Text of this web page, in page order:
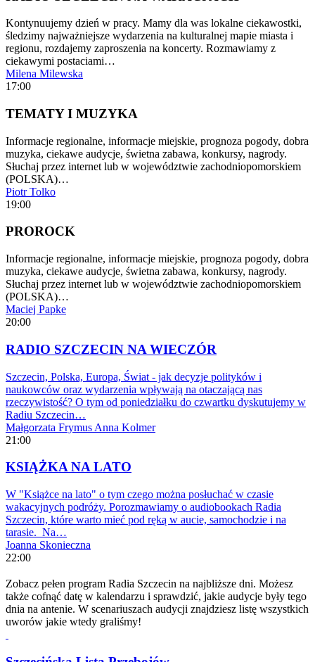
Kontynuujemy dzień w pracy. Mamy dla was lokalne ciekawostki,
śledzimy najważniejsze wydarzenia na kulturalnej mapie miasta i
regionu, rozdajemy zaproszenia na koncerty. Rozmawiamy z
ciekawymi postaciami…
Milena Milewska
17:00
TEMATY I MUZYKA
Informacje regionalne, informacje miejskie, prognoza pogody, dobra
muzyka, ciekawe audycje, świetna zabawa, konkursy, nagrody.
Słuchaj przez internet lub w województwie zachodniopomorskiem
(POLSKA)…
Piotr Tolko
19:00
PROROCK
Informacje regionalne, informacje miejskie, prognoza pogody, dobra
muzyka, ciekawe audycje, świetna zabawa, konkursy, nagrody.
Słuchaj przez internet lub w województwie zachodniopomorskiem
(POLSKA)…
Maciej Papke
20:00
RADIO SZCZECIN NA WIECZÓR
Szczecin, Polska, Europa, Świat - jak decyzje polityków i
naukowców oraz wydarzenia wpływają na otaczającą nas
rzeczywistość? O tym od poniedziałku do czwartku dyskutujemy w
Radiu Szczecin…
Małgorzata Frymus Anna Kolmer
21:00
KSIĄŻKA NA LATO
W "Książce na lato" o tym czego można posłuchać w czasie
wakacyjnych podróży. Porozmawiamy o audiobookach Radia
Szczecin, które warto mieć pod ręką w aucie, samochodzie i na
tarasie. Na…
Joanna Skonieczna
22:00
Zobacz pełen program Radia Szczecin na najbliższe dni. Możesz
także cofnąć datę w kalendarzu i sprawdzić, jakie audycje były tego
dnia na antenie. W scenariuszach audycji znajdziesz listę wszystkich
uworów jakie wtedy graliśmy!